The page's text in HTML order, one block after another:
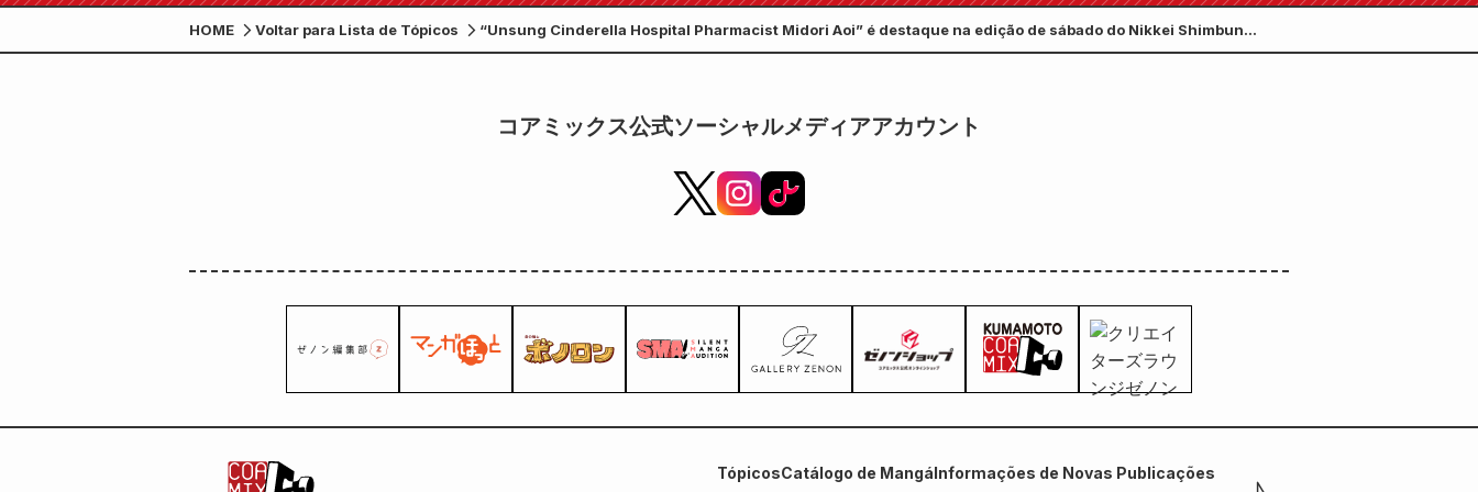
HOME Voltar para Lista de Tópicos
“Unsung Cinderella Hospital Pharmacist Midori Aoi” é destaque na edição de sábado do Nikkei Shimbun
“NIKKEI Plus 1”!
コアミックス公式ソーシャルメディアアカウント
TópicosCatálogo de MangáInformações de Novas Publicações